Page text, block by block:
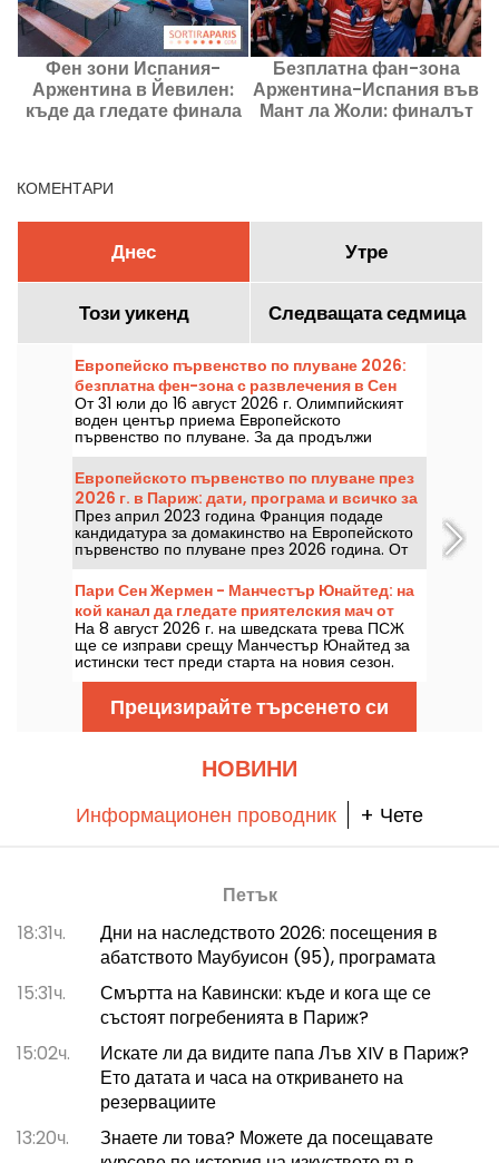
Фен зони Испания-
Аржентина в Йевилен:
къде да гледате финала
Безплатна фан-зона
Аржентина-Испания във
Мант ла Жоли: финалът
КОМЕНТАРИ
Днес Утре
Този уикенд Следващата седмица
Европейско първенство по плуване 2026:
безплатна фен-зона с развлечения в Сен
Денис
От 31 юли до 16 август 2026 г. Олимпийският
воден център приема Европейското
първенство по плуване. За да продължи
празникът отвъд басейните, там се открива
безплатна фан зона с забавления за всички,
сесии за автографи, фудтракове и зона за
отдих в програмата.
Европейското първенство по плуване през
2026 г. в Париж: дати, програма и всичко за
надпреварата
През април 2023 година Франция подаде
кандидатура за домакинство на Европейското
първенство по плуване през 2026 година. От
31 юли до 16 август Олимпийският воден
център ви очаква да подкрепите нашите
плувци. Ето всичко, което трябва да знаете за
надпреварата и дисциплините!
Пари Сен Жермен - Манчестър Юнайтед: на
кой канал да гледате приятелския мач от
предсезона?
На 8 август 2026 г. на шведската трева ПСЖ
ще се изправи срещу Манчестър Юнайтед за
истински тест преди старта на новия сезон.
Историческо противопоставяне и престижен
дуел след Световното първенство по футбол.
По коя телевизия ще се излъчват двата
приятелски мача?
Прецизирайте търсенето си
НОВИНИ
Информационен проводник + Чете
Петък
18:31ч.
Дни на наследството 2026: посещения в
абатството Маубуисон (95), програмата
15:31ч.
Смъртта на Кавински: къде и кога ще се
състоят погребенията в Париж?
15:02ч.
Искате ли да видите папа Лъв XIV в Париж?
Ето датата и часа на откриването на
резервациите
13:20ч.
Знаете ли това? Можете да посещавате